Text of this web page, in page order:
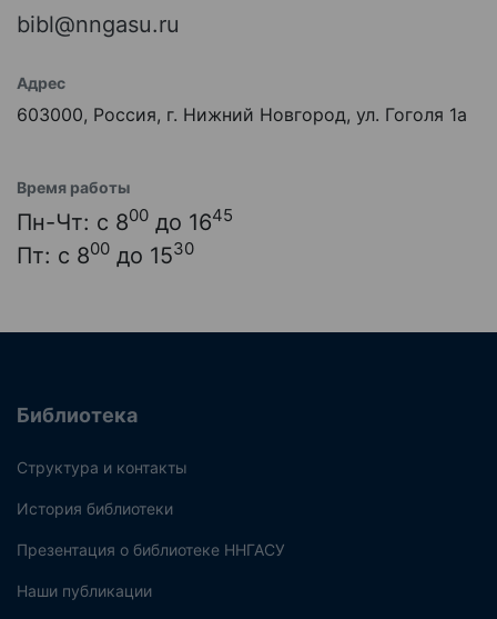
bibl@nngasu.ru
Адрес
603000, Россия, г. Нижний Новгород, ул. Гоголя 1а
Время работы
Пн-Чт: с 800 до 1645
Пт: с 800 до 1530
Библиотека
Структура и контакты
История библиотеки
Презентация о библиотеке ННГАСУ
Наши публикации